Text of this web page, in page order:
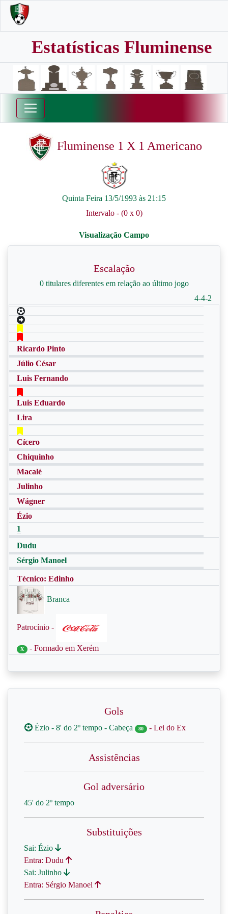
Estatísticas Fluminense
Fluminense 1 X 1 Americano
Quinta Feira 13/5/1993 às 21:15
Intervalo - (0 x 0)
Escalação
0 titulares diferentes em relação ao último jogo
4-4-2
Ricardo Pinto
Júlio César
Luis Fernando
Luis Eduardo
Lira
Cícero
Chiquinho
Macalé
Julinho
Wágner
Ézio
1
Dudu
Sérgio Manoel
Técnico: Edinho
Branca
Patrocínio -
X - Formado em Xerém
Gols
Ézio - 8' do 2º tempo - Cabeça 80 - Lei do Ex
Assistências
Gol adversário
45' do 2º tempo
Substituições
Sai: Ézio
Entra: Dudu
Sai: Julinho
Entra: Sérgio Manoel